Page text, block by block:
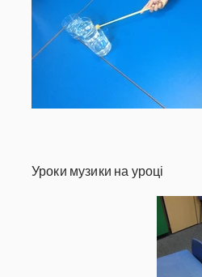
Уроки музики на уроці